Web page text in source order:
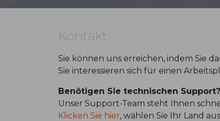
Kontakt
Sie können uns erreichen, indem Sie
Sie interessieren sich für einen
Benötigen Sie technischen Support?
Unser Support-Team steht Ihnen
Klicken Sie hier, wählen Sie Ihr Land